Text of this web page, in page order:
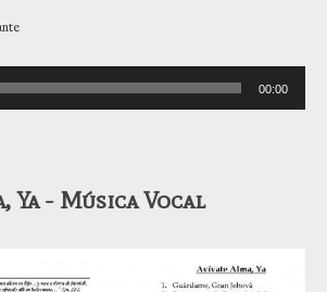
00:00
Ya - Música Vocal